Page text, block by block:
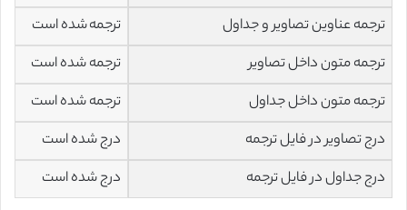
ترجمه عناوین تصاویر و جداول
ترجمه شده است
ترجمه متون داخل تصاویر
ترجمه شده است
ترجمه متون داخل جداول
ترجمه شده است
درج تصاویر در فایل ترجمه
درج شده است
درج جداول در فایل ترجمه
درج شده است